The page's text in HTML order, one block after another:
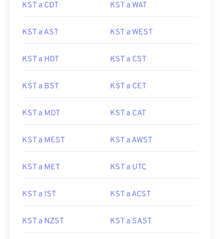
KST a CDT KST a WAT
KST a AST KST a WEST
KST a HDT KST a CST
KST a BST KST a CET
KST a MDT KST a CAT
KST a MEST KST a AWST
KST a MET KST a UTC
KST a IST KST a ACST
KST a NZST KST a SAST